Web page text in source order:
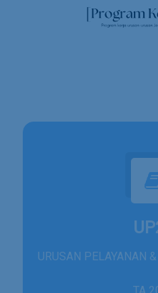
URUSAN PELAYANAN